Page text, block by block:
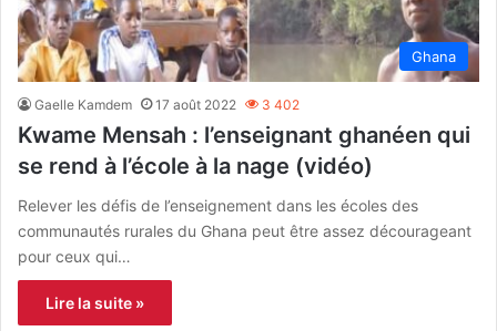
Ghana
Gaelle Kamdem 17 août 2022 3 402
Kwame Mensah : l’enseignant ghanéen qui
se rend à l’école à la nage (vidéo)
Relever les défis de l’enseignement dans les écoles des
communautés rurales du Ghana peut être assez décourageant
pour ceux qui…
Lire la suite »